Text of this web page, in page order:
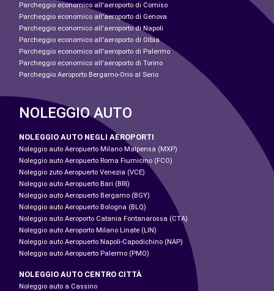
Parcheggio economico all'aeroporto di Comiso
Parcheggio economico all'aeroporto di Genova
Parcheggio economico all'aeroporto di Napoli
Parcheggio economico all'aeroporto di Olbia
Parcheggio economico all'aeroporto di Palermo
Parcheggio economico all'aeroporto di Torino
Parcheggio Aeroporto Bergamo-Orio al Serio
NOLEGGIO AUTO
NOLEGGIO AUTO NEGLI AEROPORTI
Noleggio auto Aeropuerto Milano Malpensa (MXP)
Noleggio auto Aeropuerto Roma Fiumicino (FCO)
Noleggio zuto Aeropuerto Venezia (VCE)
Noleggio auto Aeropuerto Bari (BRI)
Noleggio auto Aeropuerto Bergamo (BGY)
Noleggio auto Aeropuerto Bologna (BLQ)
Noleggio auto Aeroporto Catania Fontanarossa (CTA)
Noleggio auto Aeroporto Milano Linate (LIN)
Noleggio auto Aeropuerto Napoli-Capodichino (NAP)
Noleggio auto Aeropuerto Palermo (PMO)
NOLEGGIO AUTO CENTRO CITTÀ
Noleggio auto a Cassino